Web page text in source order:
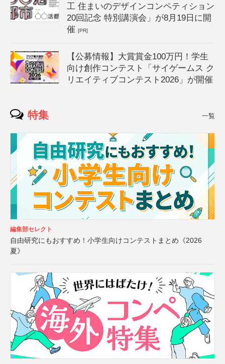
工 住まいのデザインコンペティション
20回記念 特別講演会」が8月19日に開
催[PR]
【公募情報】大賞賞金100万円！学生
向け創作コンテスト「サイゲームス ク
リエイティブコンテスト2026」が開催
特集 一覧
編集部セレクト
自由研究にもおすすめ！小学生向けコンテストまとめ《2026
夏》